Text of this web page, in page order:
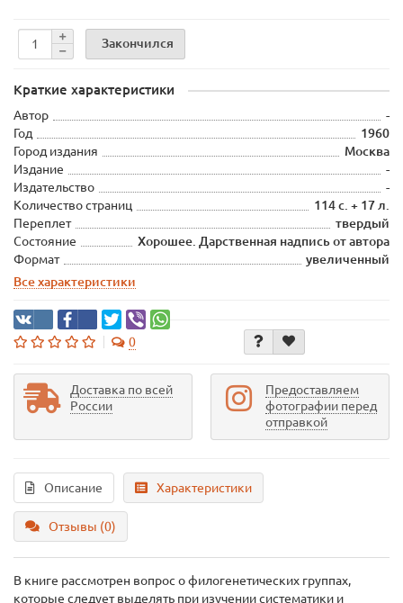
Закончился
Краткие характеристики
Автор
-
Год
1960
Город издания
Москва
Издание
-
Издательство
-
Количество страниц
114 с. + 17 л.
Переплет
твердый
Состояние
Хорошее. Дарственная надпись от автора
Формат
увеличенный
Все характеристики
0
Доставка по всей
России
Предоставляем
фотографии перед
отправкой
Описание Характеристики
Отзывы (0)
В книге рассмотрен вопрос о филогенетических группах,
которые следует выделять при изучении систематики и